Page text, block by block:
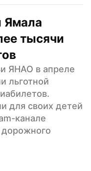
Ямала
тысячи
ЯНАО в апреле
льготной
для своих детей
канале
дорожного